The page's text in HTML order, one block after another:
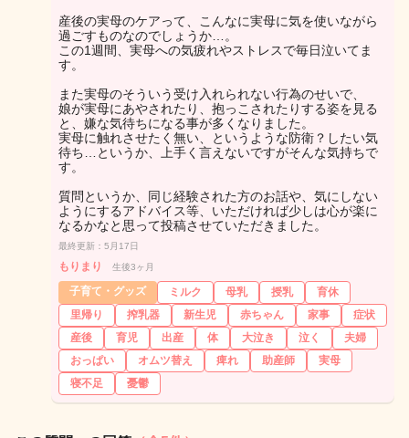
産後の実母のケアって、こんなに実母に気を使いながら
過ごすものなのでしょうか…。
この1週間、実母への気疲れやストレスで毎日泣いてま
す。
また実母のそういう受け入れられない行為のせいで、
娘が実母にあやされたり、抱っこされたりする姿を見る
と、嫌な気待ちになる事が多くなりました。
実母に触れさせたく無い、というような防衛？したい気
待ち…というか、上手く言えないですがそんな気持ちで
す。
質問というか、同じ経験された方のお話や、気にしない
ようにするアドバイス等、いただければ少しは心が楽に
なるかなと思って投稿させていただきました。
最終更新：5月17日
もりまり 生後3ヶ月
子育て・グッズ ミルク 母乳 授乳
育休
里帰り
搾乳器 新生児 赤ちゃん 家事
症状
産後
育児 出産 体 大泣き 泣く
夫婦
おっぱい
オムツ替え 痺れ 助産師
実母
寝不足
憂鬱